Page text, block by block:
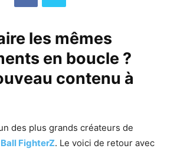
les mêmes
en boucle ?
contenu à
des plus grands créateurs de
FighterZ. Le voici de retour avec